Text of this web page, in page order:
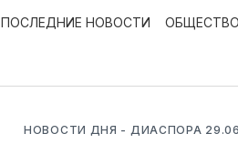
ПОСЛЕДНИЕ НОВОСТИ ОБЩЕСТВО
НОВОСТИ ДНЯ - ДИАСПОРА